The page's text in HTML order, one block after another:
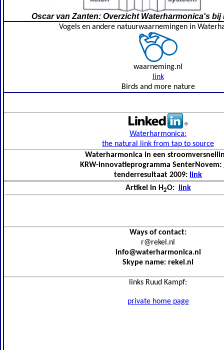
Oscar van Zanten: Overzicht Waterharmonica's bij
Vogels en andere natuurwaarnemingen in
waarneming.nl
link
Birds and more nature
Waterharmonica:
the natural link from tap to source
Waterharmonica in een
KRW-innovatieprogramma SenterNovem:
tenderresultaat 2009: link
Artikel in H2O: link
Ways of contact:
r@rekel.nl
info@waterharmonica.nl
Skype name: rekel.nl
links Ruud Kampf:
private home page